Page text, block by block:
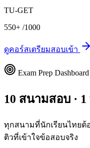
TU-GET
550+ /1000
ดูคอร์สเตรียมสอบเข้า
Exam Prep
10 สนามสอบ ·
ทุกสนามที่นักเรียนไทยต้
ติวที่เข้าใจข้อสอบจริง